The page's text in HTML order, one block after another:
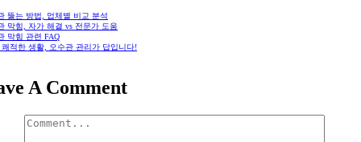
뚫는 방법, 업체별 비교 분석
막힘, 자가 해결 vs 전문가 도움
막힘 관련 FAQ
적한 생활, 오수관 관리가 답입니다!
A Comment